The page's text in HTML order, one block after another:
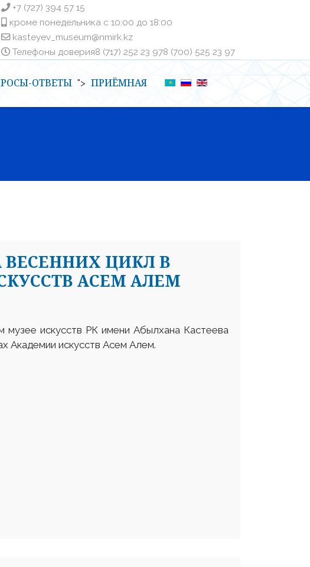
+7 (727) 394 57 15
кроме понедельника с 10:00 до 18:00
kasteyev_museum@nmirk.kz
Телефоны доверияㅤ8 (717) 252 23 97ㅤㅤ8 (700) 525 23 97
ОТВЕТЫ "> ПРИЁМНАЯ
ВЕСЕННИХ ЦИКЛ В
АСЕМ АЛЕМ
музее искусств РК имени Абылхана Кастеева
Академии искусств Асем Алем.